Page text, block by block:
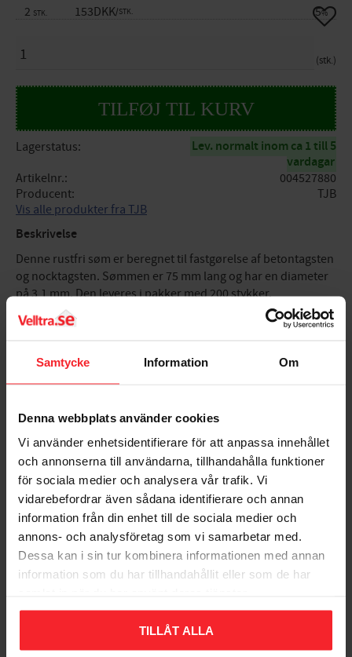
Samtycke Information Om
Denna webbplats använder cookies
Vi använder enhetsidentifierare för att anpassa innehållet
och annonserna till användarna, tillhandahålla funktioner
för sociala medier och analysera vår trafik. Vi
vidarebefordrar även sådana identifierare och annan
information från din enhet till de sociala medier och
annons- och analysföretag som vi samarbetar med.
Dessa kan i sin tur kombinera informationen med annan
information som du har tillhandahållit eller som de har
TILLÅT ALLA
2 STK. 153DKK/STK. 5%
stk.
Gem
Lagerstatus
Lev. normalt inom ca 1 till 5
vardagar
Artikelnr.
004527880
Producent
TJB
Vis alle produkter fra TJB
Beskrivelse
Denne rustfri søm er beregnet til fastgørelse af betontagsten
og nocktagsten. Sømmen er 75 mm lang og har en diameter
på 3,1 mm. Den leveres i pakker med 200 stykker.
Bedømmelser
Dig
Bliv den første, der giver en bedømmelse.